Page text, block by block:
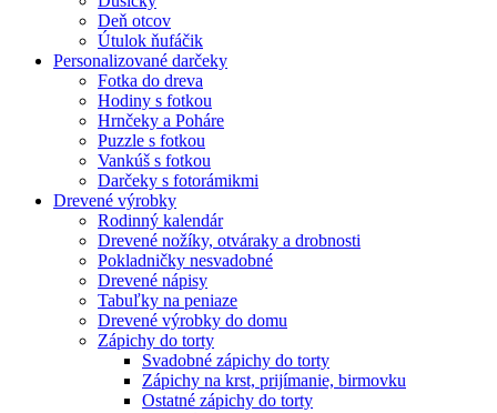
Deň otcov
Útulok ňufáčik
Personalizované darčeky
Fotka do dreva
Hodiny s fotkou
Hrnčeky a Poháre
Puzzle s fotkou
Vankúš s fotkou
Darčeky s fotorámikmi
Drevené výrobky
Rodinný kalendár
Drevené nožíky, otváraky a drobnosti
Pokladničky nesvadobné
Drevené nápisy
Tabuľky na peniaze
Drevené výrobky do domu
Zápichy do torty
Svadobné zápichy do torty
Zápichy na krst, prijímanie, birmovku
Ostatné zápichy do torty